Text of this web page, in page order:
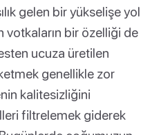
gelen bir yükselişe yol
votkaların bir özelliği de
ucuza üretilen
genellikle zor
kalitesizliğini
filtrelemek giderek